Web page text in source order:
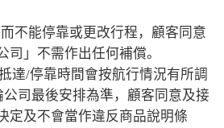
不能停靠或更改行程，顧客同意
司」不需作出任何補償。
司最後安排為準，顧客同意及接
定及不會當作違反商品說明條